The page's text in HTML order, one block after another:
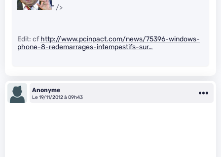
" />
Edit: cfhttp://www.pcinpact.com/news/75396-windows-
phone-8-redemarrages-intempestifs-sur…
Anonyme
Le 19/11/2012 à 09h43